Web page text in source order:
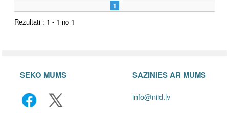
1
Rezultāti : 1 - 1 no 1
SEKO MUMS SAZINIES AR MUMS
info@niid.lv